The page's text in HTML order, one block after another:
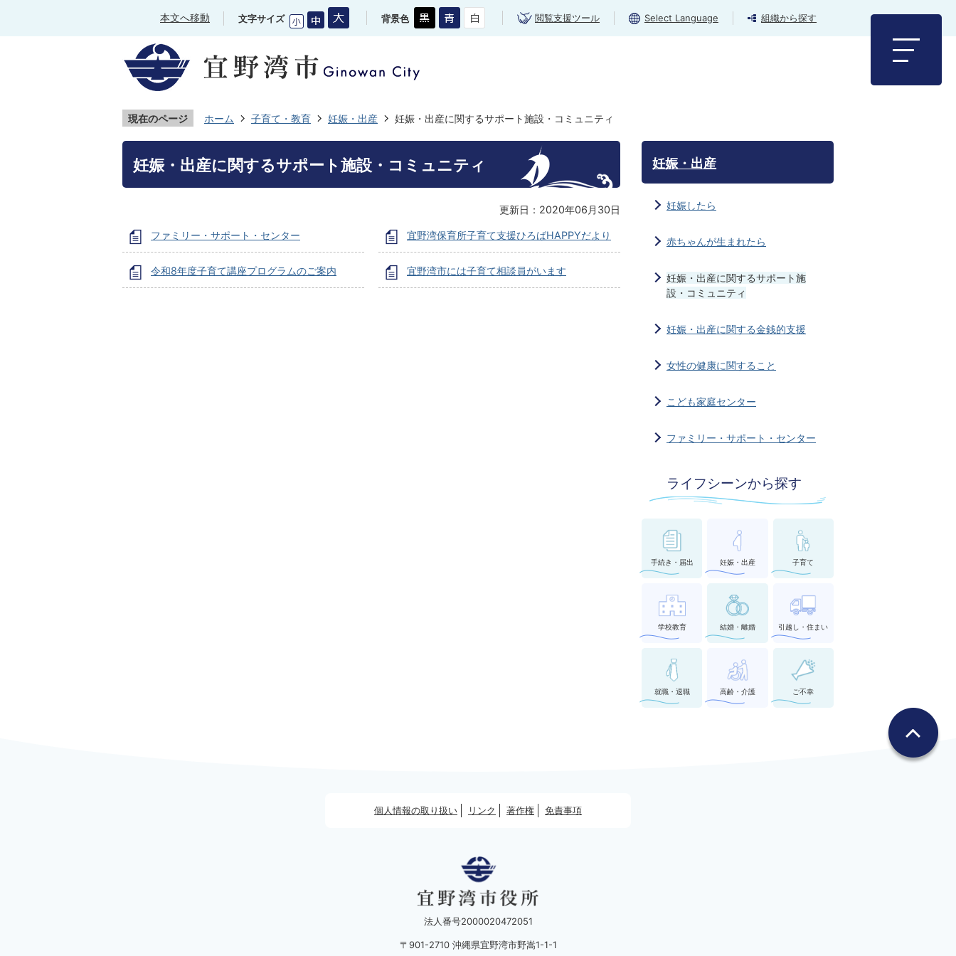
本文へ移動 文字サイズ 背景色 閲覧支援ツール Select Language 組織から探す
現在のページ ホーム 子育て・教育 妊娠・出産 妊娠・出産に関するサポート施設・コミュニティ
妊娠・出産に関するサポート施設・コミュニティ
更新日：2020年06月30日
ファミリー・サポート・センター 宜野湾保育所子育て支援ひろばHAPPYだより
令和8年度子育て講座プログラムのご案内 宜野湾市には子育て相談員がいます
妊娠・出産
妊娠したら
赤ちゃんが生まれたら
妊娠・出産に関するサポート施
設・コミュニティ
妊娠・出産に関する金銭的支援
女性の健康に関すること
こども家庭センター
ファミリー・サポート・センター
ライフシーンから探す
手続き・届出 妊娠・出産 子育て
学校教育 結婚・離婚 引越し・住まい
就職・退職 高齢・介護 ご不幸
個人情報の取り扱い リンク 著作権 免責事項
法人番号2000020472051
〒901-2710 沖縄県宜野湾市野嵩1-1-1